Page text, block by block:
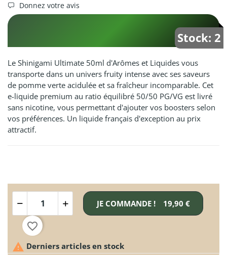
Donnez votre avis
Stock: 2
Le Shinigami Ultimate 50ml d'Arômes et Liquides vous
transporte dans un univers fruity intense avec ses saveurs
de pomme verte acidulée et sa fraîcheur incomparable. Cet
e-liquide premium au ratio équilibré 50/50 PG/VG est livré
sans nicotine, vous permettant d'ajouter vos boosters selon
vos préférences. Un liquide français d'exception au prix
attractif.
JE COMMANDE ! 19,90 €
favorite_border
 Derniers articles en stock